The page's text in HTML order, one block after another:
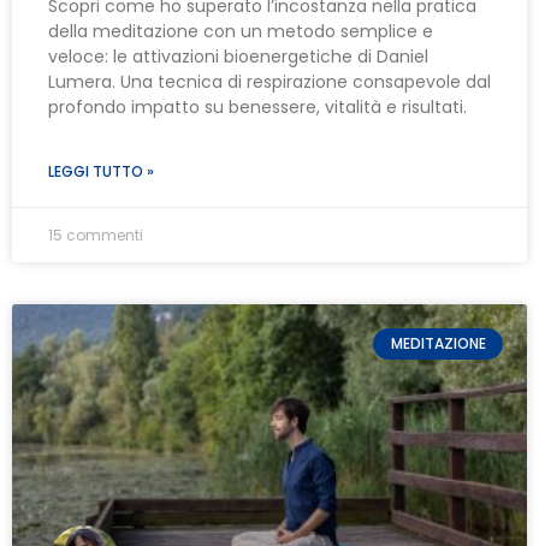
Scopri come ho superato l’incostanza nella pratica
della meditazione con un metodo semplice e
veloce: le attivazioni bioenergetiche di Daniel
Lumera. Una tecnica di respirazione consapevole dal
profondo impatto su benessere, vitalità e risultati.
LEGGI TUTTO »
15 commenti
MEDITAZIONE